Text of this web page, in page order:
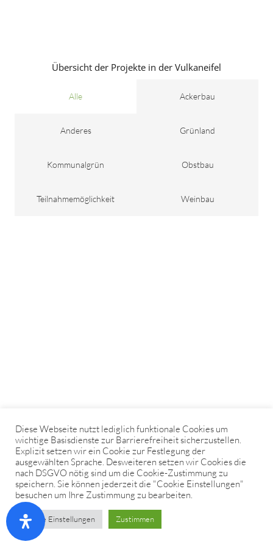
Übersicht der Projekte in der Vulkaneifel
Alle Ackerbau
Anderes Grünland
Kommunalgrün Obstbau
Teilnahmemöglichkeit Weinbau
Diese Webseite nutzt lediglich funktionale Cookies um
wichtige Basisdienste zur Barrierefreiheit sicherzustellen.
Explizit setzen wir ein Cookie zur Festlegung der
ausgewählten Sprache. Desweiteren setzen wir Cookies die
nach DSGVO nötig sind um die Cookie-Zustimmung zu
speichern. Sie können jederzeit die "Cookie Einstellungen"
besuchen um Ihre Zustimmung zu bearbeiten.
Cookie Einstellungen Zustimmen